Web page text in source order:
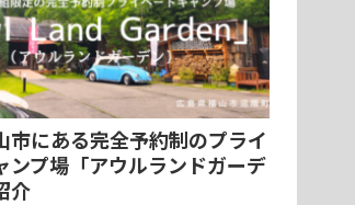
市にある完全予約制のプライ
ンプ場「アウルランドガーデ
介